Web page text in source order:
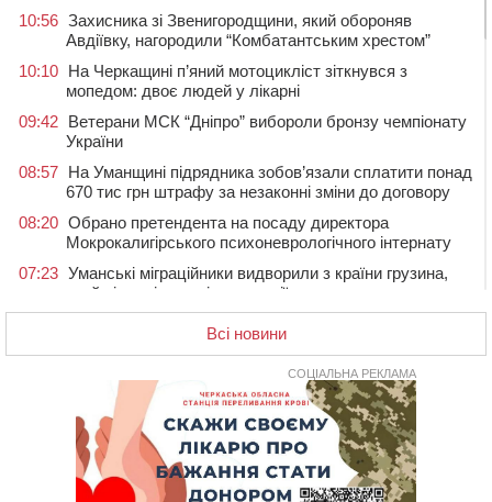
10:56 Захисника зі Звенигородщини, який обороняв
Авдіївку, нагородили “Комбатантським хрестом”
10:10 На Черкащині п’яний мотоцикліст зіткнувся з
мопедом: двоє людей у лікарні
09:42 Ветерани МСК “Дніпро” вибороли бронзу чемпіонату
України
08:57 На Уманщині підрядника зобов’язали сплатити понад
670 тис грн штрафу за незаконні зміни до договору
08:20 Обрано претендента на посаду директора
Мокрокалигірського психоневрологічного інтернату
07:23 Уманські міграційники видворили з країни грузина,
який відсидів термін у колонії
05 СЕРПНЯ 2026, СЕРЕДА
20:28 Наступні два дні на Черкащині прогнозують пік
Проєкт просторового розвитку Корсунь-
Шевченківської громади рекомендували до
погодження
У Звенигородці влада заборонила проводити масові
заходи
Всі новини
СОЦІАЛЬНА РЕКЛАМА